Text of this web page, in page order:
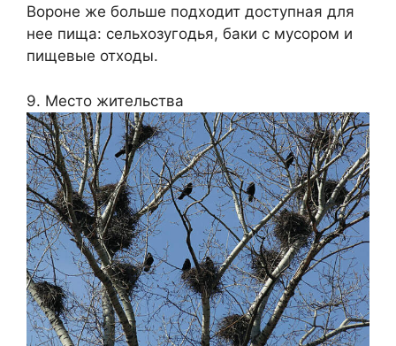
Вороне же больше подходит доступная для
нее пища: сельхозугодья, баки с мусором и
пищевые отходы.
9. Место жительства